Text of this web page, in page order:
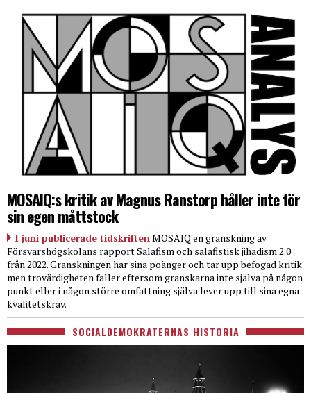
MOSAIQ:s kritik av Magnus Ranstorp håller inte för
sin egen måttstock
I juni publicerade tidskriften MOSAIQ en granskning av
Försvarshögskolans rapport Salafism och salafistisk jihadism 2.0
från 2022. Granskningen har sina poänger och tar upp befogad kritik
men trovärdigheten faller eftersom granskarna inte själva på någon
punkt eller i någon större omfattning själva lever upp till sina egna
kvalitetskrav.
SOCIALDEMOKRATERNAS HISTORIA